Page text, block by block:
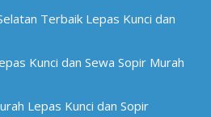
Terbaik Lepas Kunci dan
Kunci dan Sewa Sopir Murah
Lepas Kunci dan Sopir